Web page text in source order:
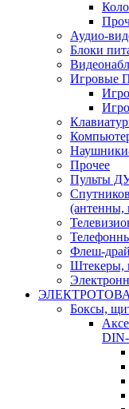
Аудио-
Блоки
Игровые
Прочее
Пульты
(антенны,
Флеш-
Штекеры,
Боксы,